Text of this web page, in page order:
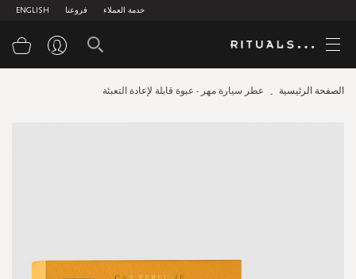
ENGLISH فروعنا خدمة العملاء
الصفحة الرئيسية عطر سيارة مهر - عبوة قابلة لإعادة التعبئة